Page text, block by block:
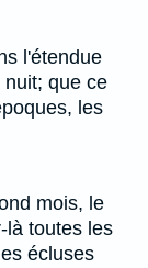
l'étendue
que ce
les
mois, le
là toutes les
écluses